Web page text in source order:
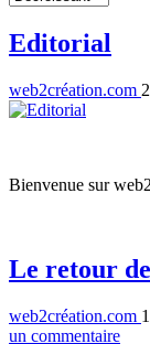
Editorial
web2création.com
Bienvenue sur
Le retour
web2création.com
un commentaire